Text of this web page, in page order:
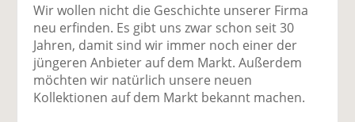
Wir wollen nicht die Geschichte unserer Firma
neu erfinden. Es gibt uns zwar schon seit 30
Jahren, damit sind wir immer noch einer der
jüngeren Anbieter auf dem Markt. Außerdem
möchten wir natürlich unsere neuen
Kollektionen auf dem Markt bekannt machen.